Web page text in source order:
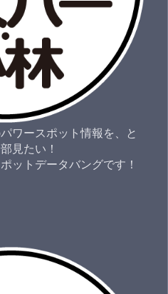
ワースポット情報を、と
見たい！
ットデータバングです！